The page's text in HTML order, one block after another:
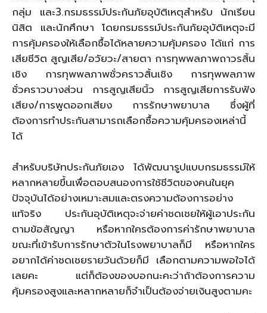
กลุ่ม และ3.กรมธรรม์ประกันภัยอุบัติเหตุสำหรับ นักเรียน
นิสิต และนักศึกษา โดยกรมธรรม์ประกันภัยอุบัติเหตุจะมี
การคุ้มครองให้เลือกซื้อได้หลายความคุ้มครอง ได้แก่ การ
เสียชีวิต สูญเสีย/อวัยวะ/สายตา การทุพพลภาพถาวรสิ้น
เชิง การทุพพลภาพชั่วคราวสิ้นเชิง การทุพพลภาพ
ชั่วคราวบางส่วน การสูญเสียนิ้ว การสูญเสียการรับฟัง
เสียง/การพูดออกเสียง การรักษาพยาบาล ซึ่งผู้ที่
ต้องการทำประกันสามารถเลือกซื้อความคุ้มครองเหล่านี้
ได้
สำหรับบริษัทประกันภัยเอง ได้พัฒนารูปแบบกรมธรรม์ให้
หลากหลายขึ้นเพื่อตอบสนองการใช้ชีวิตของคนในยุค
ปัจจุบันได้อย่างเหมาะสมและตรงความต้องการอย่าง
แท้จริง ประกันอุบัติเหตุจะจ่ายค่าชดเชยให้ผู้เอาประกัน
ตามข้อสัญญา หรือหากใครต้องการค่ารักษาพยาบาล
ขณะที่เข้ารับการรักษาตัวในโรงพยาบาลก็มี หรือหากใคร
อยากได้ค่าชดเชยรายวันด้วยก็มี เลือกตามความพอใจได้
เลยคะ แต่ก็ต้องของบอกนะคะว่าถ้าต้องการความ
คุ้มครองสูงและหลากหลายก็จำเป็นต้องจ่ายเงินสูงตามคะ